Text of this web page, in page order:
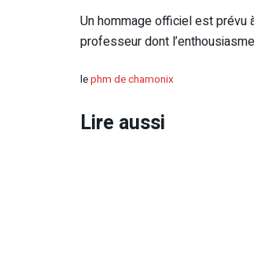
Un hommage officiel est prévu
professeur dont
lephm de chamonix
Lire aussi